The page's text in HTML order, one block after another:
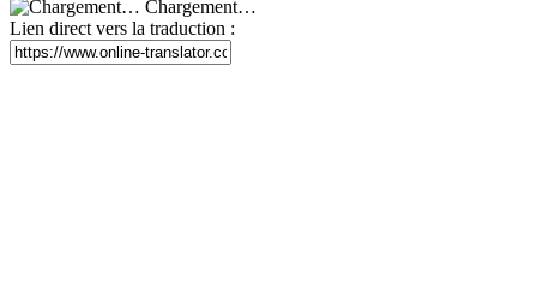
Chargement…
Lien direct vers la traduction :